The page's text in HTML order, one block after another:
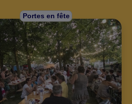
Portes en fête